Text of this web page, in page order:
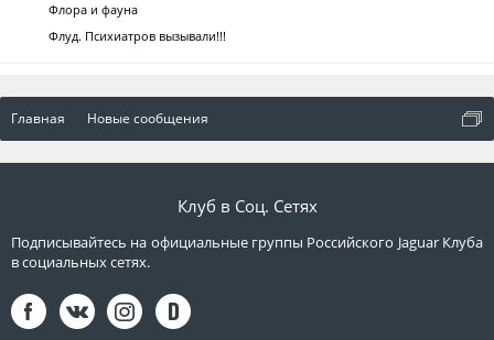
Флора и фауна
Флуд. Психиатров вызывали!!!
Главная Новые сообщения
Клуб в Соц. Сетях
Подписывайтесь на официальные группы Российского Jaguar Клуба
в социальных сетях.